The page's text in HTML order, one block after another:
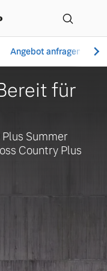
in
Angebot anfragen
für
Summer
Country Plus